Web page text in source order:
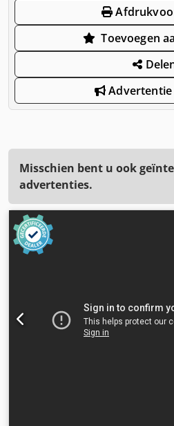
Toevoegen
Advertentie
Misschien bent u ook
advertenties.